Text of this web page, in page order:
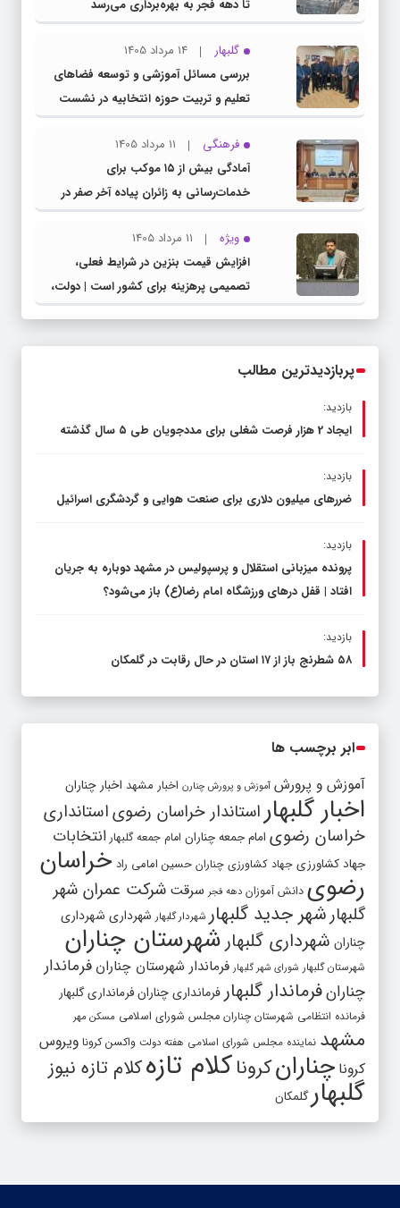
تا دهه فجر به بهره‌برداری می‌رسد
گلبهار
14 مرداد 1405
بررسی مسائل آموزشی و توسعه فضاهای
تعلیم و تربیت حوزه انتخابیه در نشست
مشترک عضو کمیسیون آموزش مجلس با
مدیرکل آموزش و پرورش خراسان رضوی
فرهنگی
11 مرداد 1405
آمادگی بیش از ۱۵ موکب برای
خدمات‌رسانی به زائران پیاده آخر صفر در
شهرستان چناران
ویژه
11 مرداد 1405
افزایش قیمت بنزین در شرایط فعلی،
تصمیمی پرهزینه برای کشور است | دولت،
قاچاق سوخت و عوامل اصلی ناترازی را
پربازدیدترین مطالب
بازدید:
ایجاد 2 هزار فرصت شغلی برای مددجویان طی ۵ سال گذشته
بازدید:
ضررهای میلیون دلاری برای صنعت هوایی و گردشگری اسرائیل
بازدید:
پرونده میزبانی استقلال و پرسپولیس در مشهد دوباره به جریان
افتاد | قفل در‌های ورزشگاه امام رضا(ع) باز می‌شود؟
بازدید:
۵۸ شطرنج‌ باز از ۱۷ استان در حال رقابت در گلمکان
ابر برچسب ها
آموزش و پرورش آموزش و پرورش چنارن اخبار مشهد اخبار چناران
اخبار گلبهار استاندار خراسان رضویاستانداری
خراسان رضوی امام جمعه چناران امام جمعه گلبهار انتخابات
جهاد کشاورزی جهاد کشاورزی چناران حسین امامی راد خراسان
رضوی دانش آموزان دهه فجر سرقت شرکت عمران شهر
گلبهار شهر جدید گلبهار شهردار گلبهار شهرداری شهرداری
چناران شهرداری گلبهار شهرستان چناران
شهرستان گلبهار شورای شهر گلبهار فرماندار شهرستان چناران فرماندار
چنارانفرماندار گلبهار فرمانداری چنارانفرمانداری گلبهار
فرمانده انتظامی شهرستان چناران مجلس شورای اسلامی مسکن مهر
مشهد نماینده مجلس شورای اسلامی هفته دولت واکسن کرونا ویروس
کرونا چنارانکروناکلام تازهکلام تازه نیوز
گلبهار گلمکان